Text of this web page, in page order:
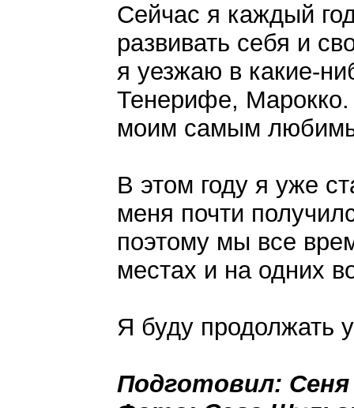
Сейчас я каждый
развивать себя и
я уезжаю в какие-
Тенерифе,
моим самым
В этом году я уже
меня почти
поэтому мы все
местах и на одних
Я буду продолжать
Подготовил: